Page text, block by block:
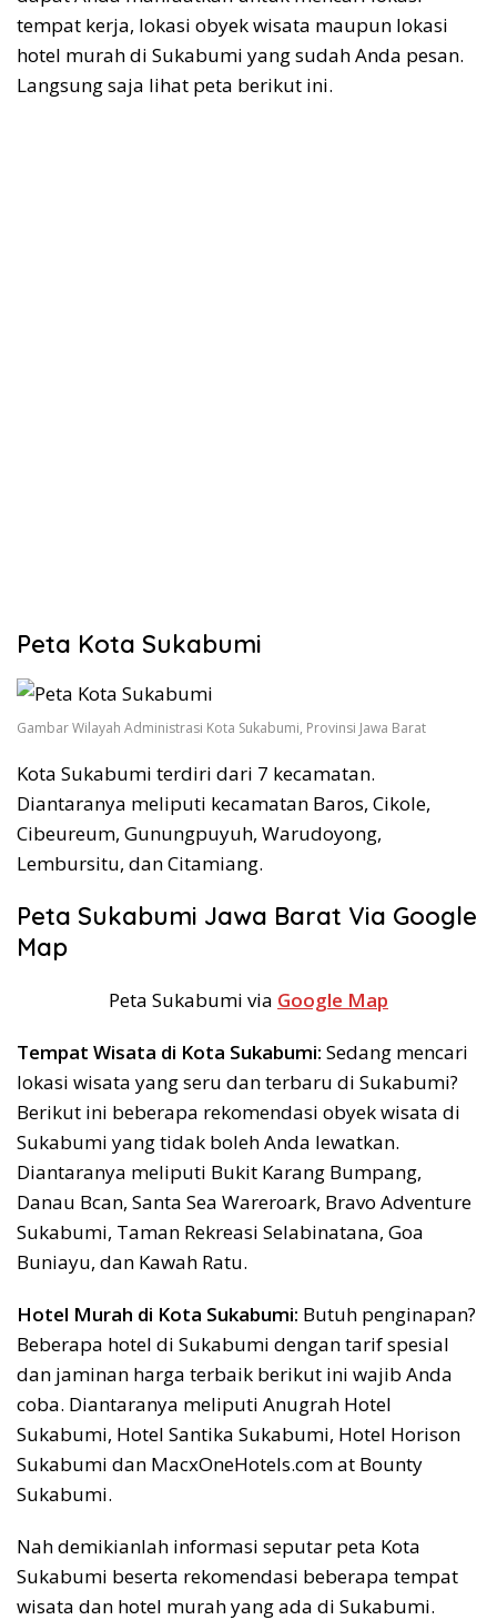
tempat kerja, lokasi obyek wisata maupun lokasi
hotel murah di Sukabumi yang sudah Anda pesan.
Langsung saja lihat peta berikut ini.
Peta Kota Sukabumi
Gambar Wilayah Administrasi Kota Sukabumi, Provinsi Jawa Barat
Kota Sukabumi terdiri dari 7 kecamatan.
Diantaranya meliputi kecamatan Baros, Cikole,
Cibeureum, Gunungpuyuh, Warudoyong,
Lembursitu, dan Citamiang.
Peta Sukabumi Jawa Barat Via Google
Map
Peta Sukabumi via Google Map
Tempat Wisata di Kota Sukabumi: Sedang mencari
lokasi wisata yang seru dan terbaru di Sukabumi?
Berikut ini beberapa rekomendasi obyek wisata di
Sukabumi yang tidak boleh Anda lewatkan.
Diantaranya meliputi Bukit Karang Bumpang,
Danau Bcan, Santa Sea Wareroark, Bravo Adventure
Sukabumi, Taman Rekreasi Selabinatana, Goa
Buniayu, dan Kawah Ratu.
Hotel Murah di Kota Sukabumi: Butuh penginapan?
Beberapa hotel di Sukabumi dengan tarif spesial
dan jaminan harga terbaik berikut ini wajib Anda
coba. Diantaranya meliputi Anugrah Hotel
Sukabumi, Hotel Santika Sukabumi, Hotel Horison
Sukabumi dan MacxOneHotels.com at Bounty
Sukabumi.
Nah demikianlah informasi seputar peta Kota
Sukabumi beserta rekomendasi beberapa tempat
wisata dan hotel murah yang ada di Sukabumi.